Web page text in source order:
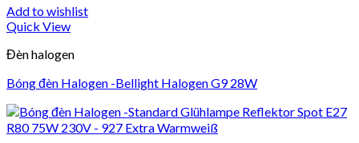
Add to wishlist
Quick View
Đèn halogen
Bóng đèn Halogen -Bellight Halogen G9 28W